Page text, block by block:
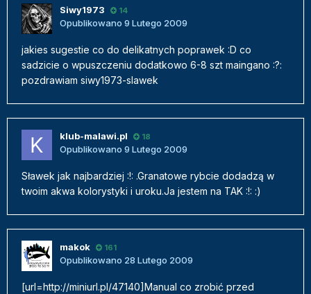
Siwy1973 14
Opublikowano 9 Lutego 2009
jakies sugestie co do delikatnych poprawek :D co
sadzicie o wpuszczeniu dodatkowo 6-8 szt maingano :?:
pozdrawiam siwy1973-slawek
klub-malawi.pl 18
Opublikowano 9 Lutego 2009
Sławek jak najbardziej :!: .Granatowe rybcie dodadzą w
twoim akwa kolorystyki i uroku.Ja jestem na TAK :!: :)
makok 161
Opublikowano 28 Lutego 2009
[url=http://miniurl.pl/47140]Manual co zrobić przed